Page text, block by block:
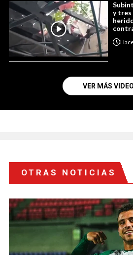
y tres
VER MÁS
OTRAS NOTICIAS